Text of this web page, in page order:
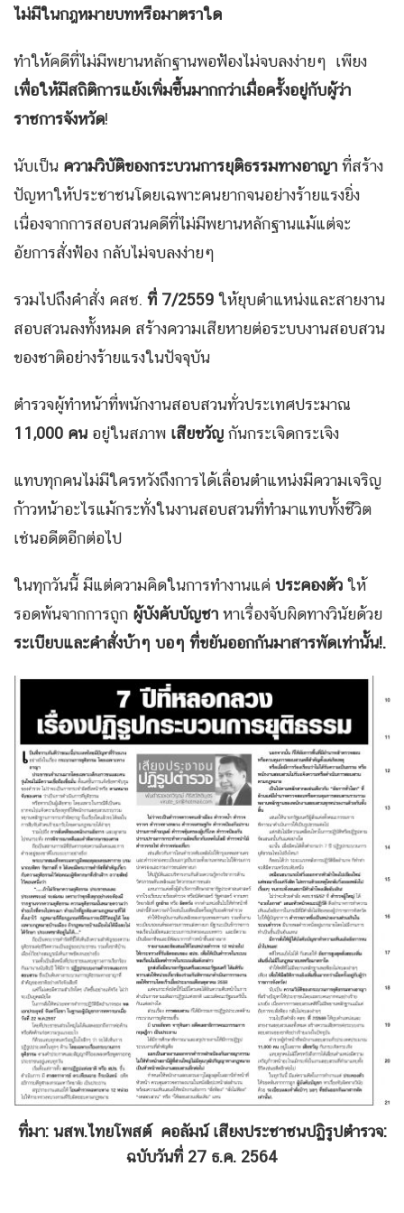
ไม่มีในกฎหมายบทหรือมาตราใด
ทำให้คดีที่ไม่มีพยานหลักฐานพอฟ้องไม่จบลงง่ายๆ เพียง
เพื่อให้มีสถิติการแย้งเพิ่มขึ้นมากกว่าเมื่อครั้งอยู่กับผู้ว่า
ราชการจังหวัด!
นับเป็น ความวิบัติของกระบวนการยุติธรรมทางอาญา ที่สร้าง
ปัญหาให้ประชาชนโดยเฉพาะคนยากจนอย่างร้ายแรงยิ่ง
เนื่องจากการสอบสวนคดีที่ไม่มีพยานหลักฐานแม้แต่จะ
อัยการสั่งฟ้อง กลับไม่จบลงง่ายๆ
รวมไปถึงคำสั่ง คสช. ที่ 7/2559 ให้ยุบตำแหน่งและสายงาน
สอบสวนลงทั้งหมด สร้างความเสียหายต่อระบบงานสอบสวน
ของชาติอย่างร้ายแรงในปัจจุบัน
ตำรวจผู้ทำหน้าที่พนักงานสอบสวนทั่วประเทศประมาณ
11,000 คน อยู่ในสภาพ เสียขวัญ กันกระเจิดกระเจิง
แทบทุกคนไม่มีใครหวังถึงการได้เลื่อนตำแหน่งมีความเจริญ
ก้าวหน้าอะไรแม้กระทั่งในงานสอบสวนที่ทำมาแทบทั้งชีวิต
เช่นอดีตอีกต่อไป
ในทุกวันนี้ มีแต่ความคิดในการทำงานแค่ ประคองตัว ให้
รอดพ้นจากการถูก ผู้บังคับบัญชา หาเรื่องจับผิดทางวินัยด้วย
ระเบียบและคำสั่งบ้าๆ บอๆ ที่ขยันออกกันมาสารพัดเท่านั้น!.
ที่มา: นสพ.ไทยโพสต์ คอลัมน์ เสียงประชาชนปฏิรูปตำรวจ:
ฉบับวันที่ 27 ธ.ค. 2564